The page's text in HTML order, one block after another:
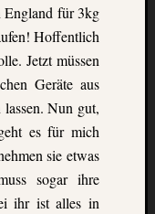
England für 3kg
Hoffentlich
Jetzt müssen
Geräte aus
Nun gut,
es für mich
sie etwas
sogar ihre
ihr ist alles in